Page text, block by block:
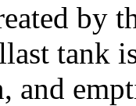
by
tank
and